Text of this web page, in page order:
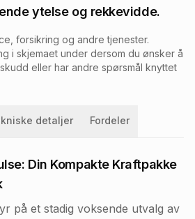
ytelse og rekkevidde.
forsikring og andre tjenester.
i skjemaet under dersom du ønsker å
eller har andre spørsmål knyttet
detaljer Fordeler
Din Kompakte Kraftpakke
på et stadig voksende utvalg av